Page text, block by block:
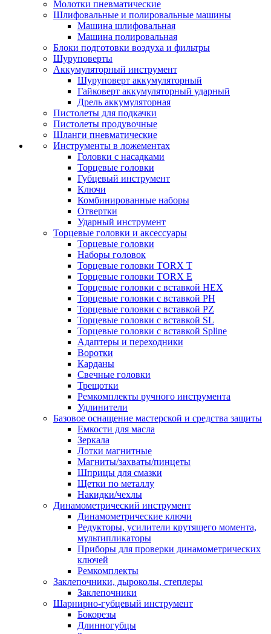
Молотки пневматические
Шлифовальные и полировальные машины
Машина шлифовальная
Машина полировальная
Блоки подготовки воздуха и фильтры
Шуруповерты
Аккумуляторный инструмент
Шуруповерт аккумуляторный
Гайковерт аккумуляторный ударный
Дрель аккумуляторная
Пистолеты для подкачки
Пистолеты продувочные
Шланги пневматические
Инструменты в ложементах
Головки с насадками
Торцевые головки
Губцевый инструмент
Ключи
Комбинированные наборы
Отвертки
Ударный инструмент
Торцевые головки и аксессуары
Торцевые головки
Наборы головок
Торцевые головки TORX T
Торцевые головки TORX Е
Торцевые головки с вставкой HEX
Торцевые головки с вставкой PH
Торцевые головки с вставкой PZ
Торцевые головки с вставкой SL
Торцевые головки с вставкой Spline
Адаптеры и переходники
Воротки
Карданы
Свечные головки
Трещотки
Ремкомплекты ручного инструмента
Удлинители
Базовое оснащение мастерской и средства защиты
Емкости для масла
Зеркала
Лотки магнитные
Магниты/захваты/пинцеты
Шприцы для смазки
Щетки по металлу
Накидки/чехлы
Динамометрический инструмент
Динамометрические ключи
Редукторы, усилители крутящего момента,
мультипликаторы
Приборы для проверки динамометрических
ключей
Ремкомплекты
Заклепочники, дыроколы, степлеры
Заклепочники
Шарнирно-губцевый инструмент
Бокорезы
Длинногубцы